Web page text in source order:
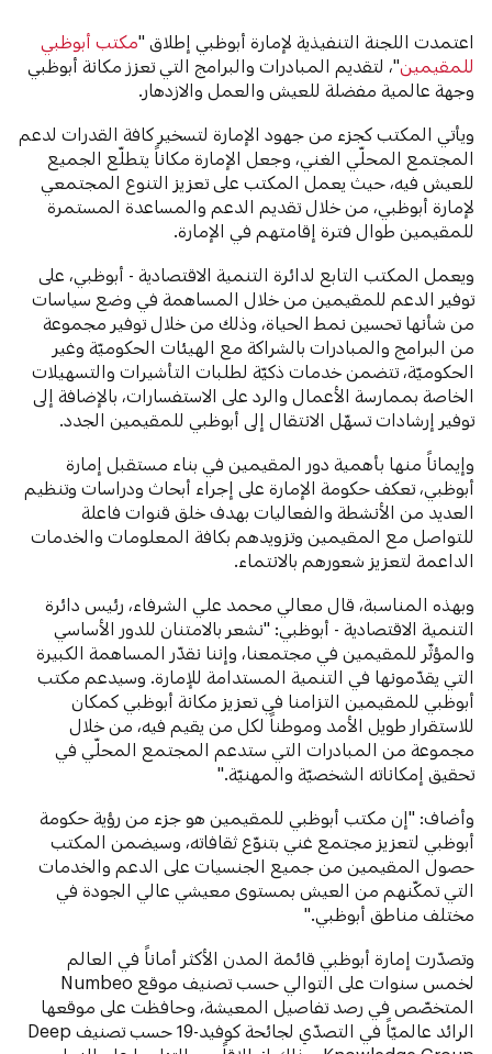
اعتمدت اللجنة التنفيذية لإمارة أبوظبي إطلاق " مكتب أبوظبي
للمقيمين"، لتقديم المبادرات والبرامج التي تعزز مكانة أبوظبي
وجهة عالمية مفضلة للعيش والعمل والازدهار.
ويأتي المكتب كجزء من جهود الإمارة لتسخير كافة القدرات لدعم
المجتمع المحلّي الغني، وجعل الإمارة مكاناً يتطلّع الجميع
للعيش فيه، حيث يعمل المكتب على تعزيز التنوع المجتمعي
لإمارة أبوظبي، من خلال تقديم الدعم والمساعدة المستمرة
للمقيمين طوال فترة إقامتهم في الإمارة.
ويعمل المكتب التابع لدائرة التنمية الاقتصادية - أبوظبي، على
توفير الدعم للمقيمين من خلال المساهمة في وضع سياسات
من شأنها تحسين نمط الحياة، وذلك من خلال توفير مجموعة
من البرامج والمبادرات بالشراكة مع الهيئات الحكوميّة وغير
الحكوميّة، تتضمن خدمات ذكيّة لطلبات التأشيرات والتسهيلات
الخاصة بممارسة الأعمال والرد على الاستفسارات، بالإضافة إلى
توفير إرشادات تسهّل الانتقال إلى أبوظبي للمقيمين الجدد.
وإيماناً منها بأهمية دور المقيمين في بناء مستقبل إمارة
أبوظبي، تعكف حكومة الإمارة على إجراء أبحاث ودراسات وتنظيم
العديد من الأنشطة والفعاليات بهدف خلق قنوات فاعلة
للتواصل مع المقيمين وتزويدهم بكافة المعلومات والخدمات
الداعمة لتعزيز شعورهم بالانتماء.
وبهذه المناسبة، قال معالي محمد علي الشرفاء، رئيس دائرة
التنمية الاقتصادية - أبوظبي: "نشعر بالامتنان للدور الأساسي
والمؤثّر للمقيمين في مجتمعنا، وإننا نقدّر المساهمة الكبيرة
التي يقدّمونها في التنمية المستدامة للإمارة. وسيدعم مكتب
أبوظبي للمقيمين التزامنا في تعزيز مكانة أبوظبي كمكان
للاستقرار طويل الأمد وموطناً لكل من يقيم فيه، من خلال
مجموعة من المبادرات التي ستدعم المجتمع المحلّي في
تحقيق إمكاناته الشخصيّة والمهنيّة."
وأضاف: "إن مكتب أبوظبي للمقيمين هو جزء من رؤية حكومة
أبوظبي لتعزيز مجتمع غني بتنوّع ثقافاته، وسيضمن المكتب
حصول المقيمين من جميع الجنسيات على الدعم والخدمات
التي تمكّنهم من العيش بمستوى معيشي عالي الجودة في
مختلف مناطق أبوظبي."
وتصدّرت إمارة أبوظبي قائمة المدن الأكثر أماناً في العالم
لخمس سنوات على التوالي حسب تصنيف موقع Numbeo
المتخصّص في رصد تفاصيل المعيشة، وحافظت على موقعها
الرائد عالميّاً في التصدّي لجائحة كوفيد-19 حسب تصنيف Deep